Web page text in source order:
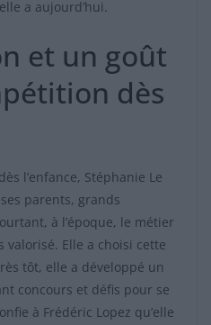
a aujourd’hui.
et un goût
dès
l’enfance, Stéphanie Le
parents, grands
à l’époque, le métier
valorisé. Elle a choisi cette
tôt, elle a développé un
concours et défis pour se
à Frédéric Lopez qu’elle